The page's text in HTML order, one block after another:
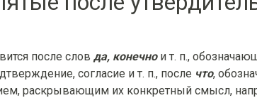
после слов да, конечнои т. п.,
согласие и т. п., после что,
раскрывающим их конкретный смысл,